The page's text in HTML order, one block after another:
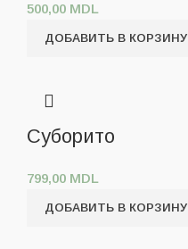
500,00 MDL
ДОБАВИТЬ В КОРЗИНУ
Суборито
799,00 MDL
ДОБАВИТЬ В КОРЗИНУ